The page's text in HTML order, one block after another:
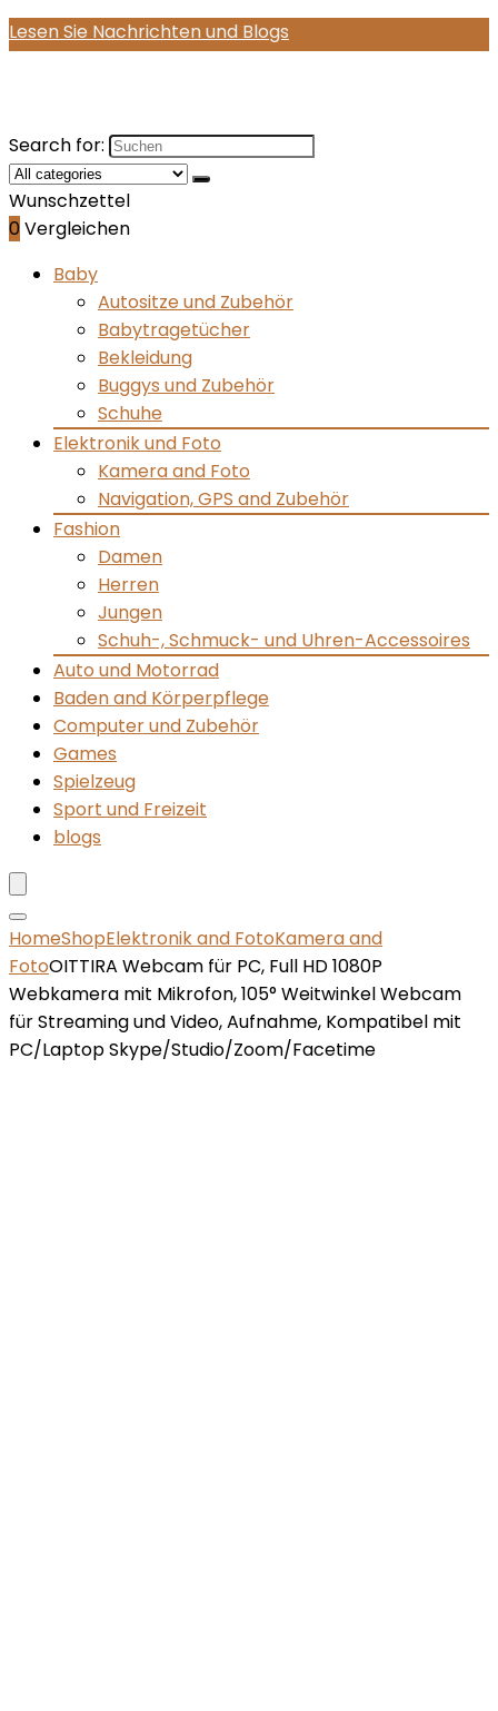
Lesen Sie Nachrichten und Blogs
Search for:
Wunschzettel
0 Vergleichen
Baby
Autositze und Zubehör
Babytragetücher
Bekleidung
Buggys und Zubehör
Schuhe
Elektronik und Foto
Kamera and Foto
Navigation, GPS and Zubehör
Fashion
Damen
Herren
Jungen
Schuh-, Schmuck- und Uhren-Accessoires
Auto und Motorrad
Baden and Körperpflege
Computer und Zubehör
Games
Spielzeug
Sport und Freizeit
blogs
HomeShopElektronik and FotoKamera and
FotoOITTIRA Webcam für PC, Full HD 1080P
Webkamera mit Mikrofon, 105° Weitwinkel Webcam
für Streaming und Video, Aufnahme, Kompatibel mit
PC/Laptop Skype/Studio/Zoom/Facetime